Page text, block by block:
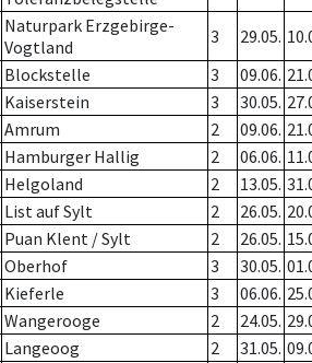
Naturpark Erzgebirge-
Vogtland
3 29.05.
Blockstelle 3 09.06.
Kaiserstein 3 30.05.
Amrum 2 09.06.
Hamburger Hallig 2 06.06.
Helgoland 2 13.05.
List auf Sylt 2 26.05.
Puan Klent / Sylt 2 26.05.
Oberhof 3 30.05.
Kieferle 3 06.06.
Wangerooge 2 24.05.
Langeoog 2 31.05.